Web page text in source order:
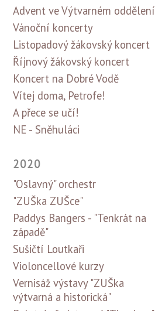
Advent ve Výtvarném oddělení
Vánoční koncerty
Listopadový žákovský koncert
Říjnový žákovský koncert
Koncert na Dobré Vodě
Vítej doma, Petrofe!
A přece se učí!
NE - Sněhuláci
2020
"Oslavný" orchestr
"ZUŠka ZUŠce"
Paddys Bangers - "Tenkrát na
západě"
Sušičtí Loutkaři
Violoncellové kurzy
Vernisáž výstavy "ZUŠka
výtvarná a historická"